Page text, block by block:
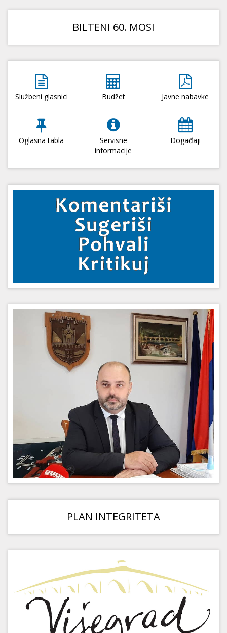
BILTENI 60. MOSI
Službeni glasnici Budžet Javne nabavke
Oglasna tabla
Servisne
informacije
Događaji
PLAN INTEGRITETA